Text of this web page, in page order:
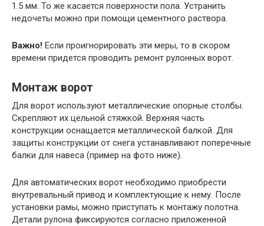
1.5 мм. То же касается поверхности пола. Устранить
недочеты можно при помощи цементного раствора.
Важно! Если проигнорировать эти меры, то в скором
времени придется проводить ремонт рулонных ворот.
Монтаж ворот
Для ворот используют металлические опорные столбы.
Скрепляют их цельной стяжкой. Верхняя часть
конструкции оснащается металлической балкой. Для
защиты конструкции от снега устанавливают поперечные
балки для навеса (пример на фото ниже).
Для автоматических ворот необходимо приобрести
внутревальный привод и комплектующие к нему. После
установки рамы, можно приступать к монтажу полотна.
Детали рулона фиксируются согласно приложенной